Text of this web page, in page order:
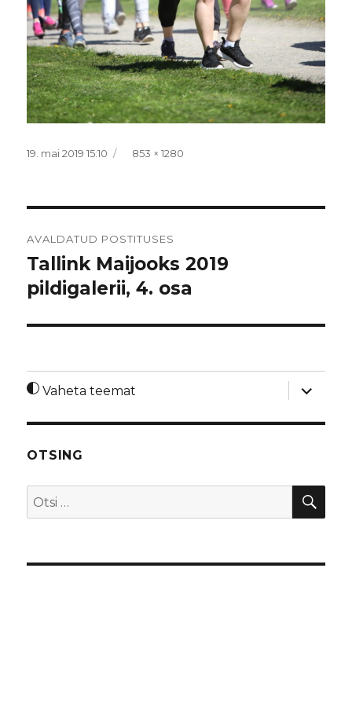
Postitatud
19. mai 2019 15:10 Täissuurus
853 × 1280
AVALDATUD POSTITUSES
Tallink Maijooks 2019
pildigalerii, 4. osa
Vaheta teemat
laienda
OTSING
Otsi: